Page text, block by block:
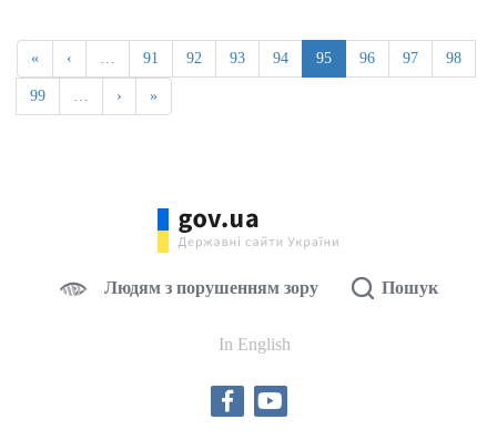
« ‹ … 91 92 93 94 95 96 97 98
99 … › »
Людям з порушенням зору Пошук
In English